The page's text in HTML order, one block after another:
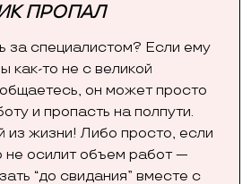
ПРОПАЛ
за специалистом? Если ему
как-то не с великой
он может просто
и пропасть на полпути.
из жизни! Либо просто, если
не осилит объем работ —
“до свидания” вместе с